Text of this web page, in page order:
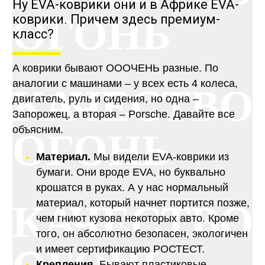
ОГОНЬ
КАЧЕСТВО
ОГОНЬ
КАЧЕСТВО
Ну EVA-коврики они и в Африке EVA-
коврики. Причем здесь премиум-
класс?
А коврики бывают ОООЧЕНЬ разные. По
аналогии с машинами – у всех есть 4 колеса,
двигатель, руль и сидения, но одна –
Запорожец, а вторая – Porsche. Давайте все
объясним.
Материал. Мы видели EVA-коврики из
бумаги. Они вроде EVA, но буквально
крошатся в руках. А у нас нормальный
материал, который начнет портится позже,
чем гниют кузова некоторых авто. Кроме
того, он абсолютно безопасен, экологичен
и имеет сертификацию РОСТЕСТ.